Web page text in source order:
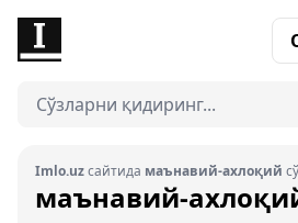
Imlo.uzсайтида маънавий-ахлоқий
маънавий-